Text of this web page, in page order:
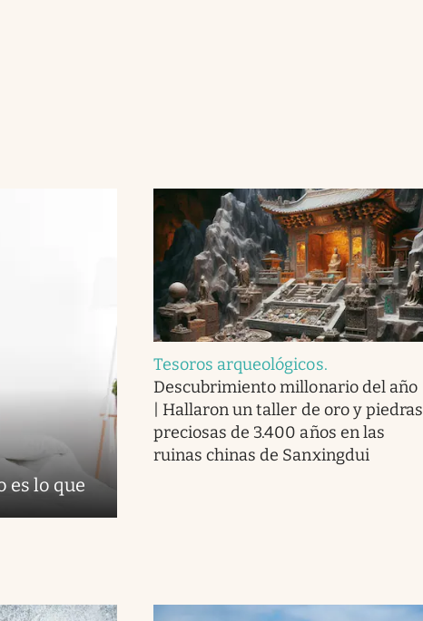
es lo que
Tesoros arqueológicos.
Descubrimiento millonario del año
| Hallaron un taller de oro y piedras
preciosas de 3.400 años en las
ruinas chinas de Sanxingdui